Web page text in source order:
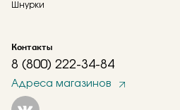
Шнурки
Контакты
8 (800) 222-34-84
Адреса магазинов